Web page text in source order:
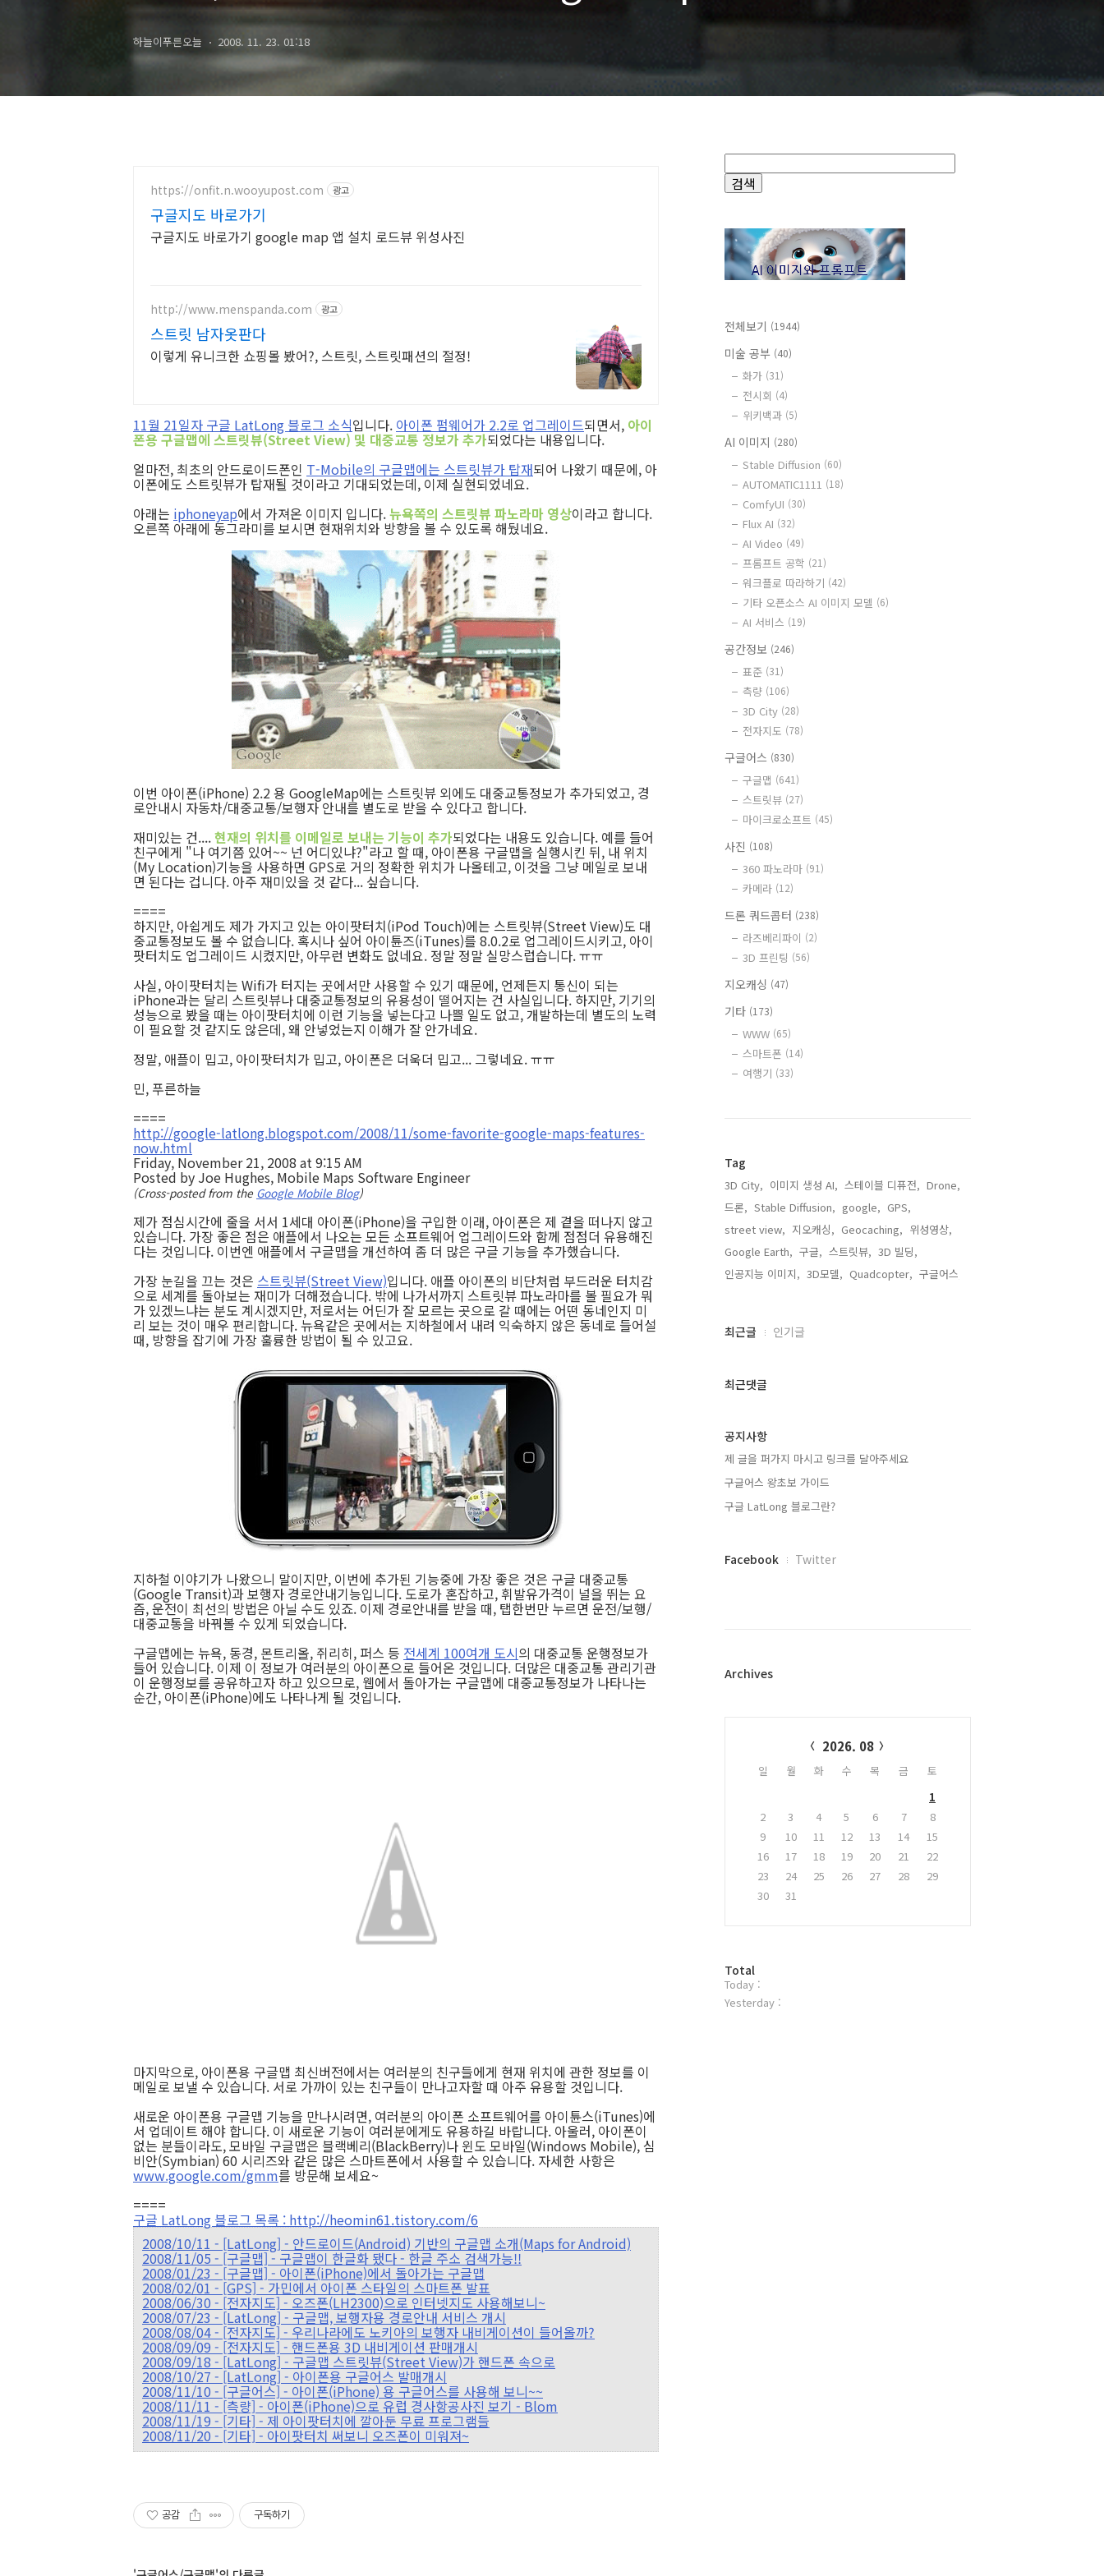
features now for iPhone)
하늘이푸른오늘 2008. 11. 23. 01:18
https://onfit.n.wooyupost.com 광고
구글지도 바로가기
구글지도 바로가기 google map 앱 설치 로드뷰 위성사진
http://www.menspanda.com 광고
스트릿 남자옷판다
이렇게 유니크한 쇼핑몰 봤어?, 스트릿, 스트릿패션의 절정!
11월 21일자 구글 LatLong 블로그 소식입니다. 아이폰 펌웨어가 2.2로 업그레이드되면서, 아이
폰용 구글맵에 스트릿뷰(Street View) 및 대중교통 정보가 추가되었다는 내용입니다.
얼마전, 최초의 안드로이드폰인 T-Mobile의 구글맵에는 스트릿뷰가 탑재되어 나왔기 때문에, 아
이폰에도 스트릿뷰가 탑재될 것이라고 기대되었는데, 이제 실현되었네요.
아래는 iphoneyap에서 가져온 이미지 입니다.뉴욕쪽의 스트릿뷰 파노라마 영상이라고 합니다.
오른쪽 아래에 동그라미를 보시면 현재위치와 방향을 볼 수 있도록 해뒀네요.
이번 아이폰(iPhone) 2.2 용 GoogleMap에는 스트릿뷰 외에도 대중교통정보가 추가되었고, 경
로안내시 자동차/대중교통/보행자 안내를 별도로 받을 수 있다고 합니다.
재미있는 건....현재의 위치를 이메일로 보내는 기능이 추가되었다는 내용도 있습니다. 예를 들어
친구에게 "나 여기쯤 있어~~ 넌 어디있냐?"라고 할 때, 아이폰용 구글맵을 실행시킨 뒤, 내 위치
(My Location)기능을 사용하면 GPS로 거의 정확한 위치가 나올테고, 이것을 그냥 메일로 보내
면 된다는 겁니다. 아주 재미있을 것 같다... 싶습니다.
====
하지만, 아쉽게도 제가 가지고 있는 아이팟터치(iPod Touch)에는 스트릿뷰(Street View)도 대
중교통정보도 볼 수 없습니다. 혹시나 싶어 아이튠즈(iTunes)를 8.0.2로 업그레이드시키고, 아이
팟터치도 업그레이드 시켰지만, 아무런 변화도 없네요. 정말 정말 실망스럽습니다. ㅠㅠ
사실, 아이팟터치는 Wifi가 터지는 곳에서만 사용할 수 있기 때문에, 언제든지 통신이 되는
iPhone과는 달리 스트릿뷰나 대중교통정보의 유용성이 떨어지는 건 사실입니다. 하지만, 기기의
성능으로 봤을 때는 아이팟터치에 이런 기능을 넣는다고 나쁠 일도 없고, 개발하는데 별도의 노력
이 필요할 것 같지도 않은데, 왜 안넣었는지 이해가 잘 안가네요.
정말, 애플이 밉고, 아이팟터치가 밉고, 아이폰은 더욱더 밉고... 그렇네요. ㅠㅠ
민, 푸른하늘
====
http://google-latlong.blogspot.com/2008/11/some-favorite-google-maps-features-
now.html
Friday, November 21, 2008 at 9:15 AM
Posted by Joe Hughes, Mobile Maps Software Engineer
(Cross-posted from the Google Mobile Blog)
제가 점심시간에 줄을 서서 1세대 아이폰(iPhone)을 구입한 이래, 아이폰은 제 곁을 떠나지 않고
있습니다. 가장 좋은 점은 애플에서 나오는 모든 소프트웨어 업그레이드와 함께 점점더 유용해진
다는 것입니다. 이번엔 애플에서 구글맵을 개선하여 좀 더 많은 구글 기능을 추가했습니다.
가장 눈길을 끄는 것은 스트릿뷰(Street View)입니다. 애플 아이폰의 비단처럼 부드러운 터치감
으로 세계를 돌아보는 재미가 더해졌습니다. 밖에 나가서까지 스트릿뷰 파노라마를 볼 필요가 뭐
가 있겠느냐는 분도 계시겠지만, 저로서는 어딘가 잘 모르는 곳으로 갈 때에는 어떤 동네인지 미
리 보는 것이 매우 편리합니다. 뉴욕같은 곳에서는 지하철에서 내려 익숙하지 않은 동네로 들어설
때, 방향을 잡기에 가장 훌륭한 방법이 될 수 있고요.
지하철 이야기가 나왔으니 말이지만, 이번에 추가된 기능중에 가장 좋은 것은 구글 대중교통
(Google Transit)과 보행자 경로안내기능입니다. 도로가 혼잡하고, 휘발유가격이 널을 뛰는 요
즘, 운전이 최선의 방법은 아닐 수도 있죠. 이제 경로안내를 받을 때, 탭한번만 누르면 운전/보행/
대중교통을 바꿔볼 수 있게 되었습니다.
구글맵에는 뉴욕, 동경, 몬트리올, 쥐리히, 퍼스 등 전세계 100여개 도시의 대중교통 운행정보가
들어 있습니다. 이제 이 정보가 여러분의 아이폰으로 들어온 것입니다. 더많은 대중교통 관리기관
이 운행정보를 공유하고자 하고 있으므로, 웹에서 돌아가는 구글맵에 대중교통정보가 나타나는
순간, 아이폰(iPhone)에도 나타나게 될 것입니다.
마지막으로, 아이폰용 구글맵 최신버전에서는 여러분의 친구들에게 현재 위치에 관한 정보를 이
메일로 보낼 수 있습니다. 서로 가까이 있는 친구들이 만나고자할 때 아주 유용할 것입니다.
새로운 아이폰용 구글맵 기능을 만나시려면, 여러분의 아이폰 소프트웨어를 아이튠스(iTunes)에
서 업데이트 해야 합니다. 이 새로운 기능이 여러분에게도 유용하길 바랍니다. 아울러, 아이폰이
없는 분들이라도, 모바일 구글맵은 블랙베리(BlackBerry)나 윈도 모바일(Windows Mobile), 심
비안(Symbian) 60 시리즈와 같은 많은 스마트폰에서 사용할 수 있습니다. 자세한 사항은
www.google.com/gmm를 방문해 보세요~
====
구글 LatLong 블로그 목록 : http://heomin61.tistory.com/6
2008/10/11 - [LatLong] - 안드로이드(Android) 기반의 구글맵 소개(Maps for Android)
2008/11/05 - [구글맵] - 구글맵이 한글화 됐다 - 한글 주소 검색가능!!
2008/01/23 - [구글맵] - 아이폰(iPhone)에서 돌아가는 구글맵
2008/02/01 - [GPS] - 가민에서 아이폰 스타일의 스마트폰 발표
2008/06/30 - [전자지도] - 오즈폰(LH2300)으로 인터넷지도 사용해보니~
2008/07/23 - [LatLong] - 구글맵, 보행자용 경로안내 서비스 개시
2008/08/04 - [전자지도] - 우리나라에도 노키아의 보행자 내비게이션이 들어올까?
2008/09/09 - [전자지도] - 핸드폰용 3D 내비게이션 판매개시
2008/09/18 - [LatLong] - 구글맵 스트릿뷰(Street View)가 핸드폰 속으로
2008/10/27 - [LatLong] - 아이폰용 구글어스 발매개시
2008/11/10 - [구글어스] - 아이폰(iPhone) 용 구글어스를 사용해 보니~~
2008/11/11 - [측량] - 아이폰(iPhone)으로 유럽 경사항공사진 보기 - Blom
2008/11/19 - [기타] - 제 아이팟터치에 깔아둔 무료 프로그램들
2008/11/20 - [기타] - 아이팟터치 써보니 오즈폰이 미워져~
공감 구독하기
전체보기 (1944)
미술 공부 (40)
화가 (31)
전시회 (4)
위키백과 (5)
AI 이미지 (280)
Stable Diffusion (60)
AUTOMATIC1111 (18)
ComfyUI (30)
Flux AI (32)
AI Video (49)
프롬프트 공학 (21)
워크플로 따라하기 (42)
기타 오픈소스 AI 이미지 모델 (6)
AI 서비스 (19)
공간정보 (246)
표준 (31)
측량 (106)
3D City (28)
전자지도 (78)
구글어스 (830)
구글맵 (641)
스트릿뷰 (27)
마이크로소프트 (45)
사진 (108)
360 파노라마 (91)
카메라 (12)
드론 쿼드콥터 (238)
라즈베리파이 (2)
3D 프린팅 (56)
지오캐싱 (47)
기타 (173)
WWW (65)
스마트폰 (14)
여행기 (33)
Tag
3D City, 이미지 생성 AI, 스테이블 디퓨전, Drone,
드론, Stable Diffusion, google, GPS,
street view, 지오캐싱, Geocaching, 위성영상,
Google Earth, 구글, 스트릿뷰, 3D 빌딩,
인공지능 이미지, 3D모델, Quadcopter, 구글어스,
최
과
글
최근글 인기글
최근댓글
공지사항
제 글을 퍼가지 마시고 링크를 달아주세요
구글어스 왕초보 가이드
구글 LatLong 블로그란?
페
플
Facebook Twitter
Archives
2026. 08
일 월 화 수 목 금
토
1
2
3 4 5 6 7
8
9
10 11 12 13 14
15
16
17 18 19 20 21
22
23
24 25 26 27 28
29
30
31
방
문
자
Total
Today :
Yesterday :